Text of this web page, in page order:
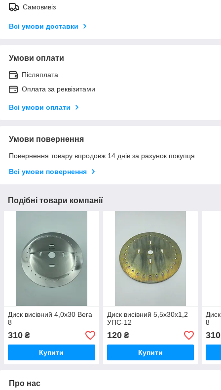
Самовивіз
Всі умови доставки
Умови оплати
Післяплата
Оплата за реквізитами
Всі умови оплати
Умови повернення
Повернення товару впродовж 14 днів за рахунок покупця
Всі умови повернення
Подібні товари компанії
Диск висівний 4,0х30 Вега
8
310 ₴
Купити
Диск висівний 5,5х30х1,2
УПС-12
120₴
Купити
8
310
Про нас